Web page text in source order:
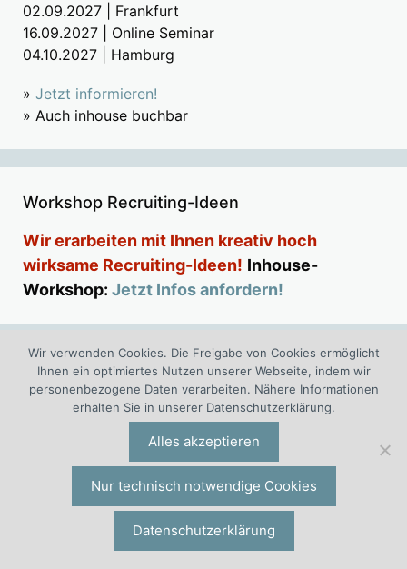
02.09.2027 | Frankfurt
16.09.2027 | Online Seminar
04.10.2027 | Hamburg
» Jetzt informieren!
» Auch inhouse buchbar
Workshop Recruiting-Ideen
Wir erarbeiten mit Ihnen kreativ hoch
wirksame Recruiting-Ideen! Inhouse-
Workshop: Jetzt Infos anfordern!
Online-Seminar: Erfolgreiche
Personalbeschaffung
Eintägiges Intensiv-Seminar. Die nächsten Termine:
07.12.2026 | Online Seminar
Jetzt informieren!
Wir verwenden Cookies. Die Freigabe von Cookies ermöglicht
Ihnen ein optimiertes Nutzen unserer Webseite, indem wir
personenbezogene Daten verarbeiten. Nähere Informationen
erhalten Sie in unserer Datenschutzerklärung.
Alles akzeptieren
Nur technisch notwendige Cookies
Datenschutzerklärung